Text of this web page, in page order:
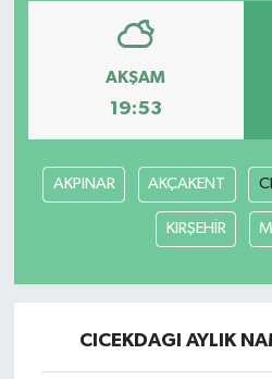
AKŞAM
19:53
AKPINAR AKÇAKENT
KIRŞEHİR
CICEKDAGI AYLIK